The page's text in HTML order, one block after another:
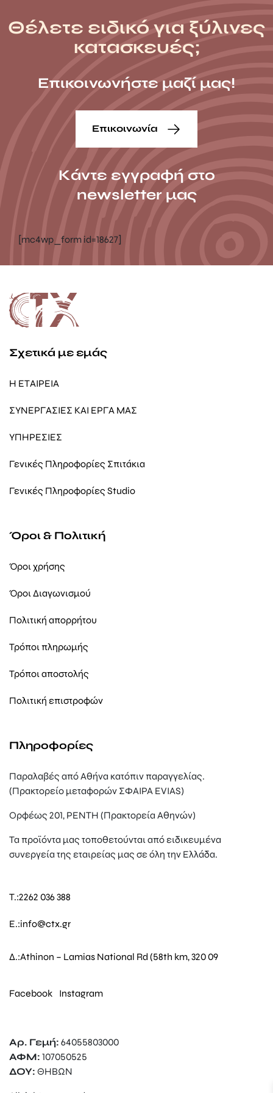
Θέλετε ειδικό για ξύλινες
κατασκευές;
Επικοινωνήστε μαζί μας!
Επικοινωνία
Κάντε εγγραφή στο
newsletter μας
[mc4wp_form id=18627]
Σχετικά με εμάς
Η ΕΤΑΙΡΕΙΑ
ΣΥΝΕΡΓΑΣΙΕΣ ΚΑΙ ΕΡΓΑ ΜΑΣ
ΥΠΗΡΕΣΙΕΣ
Γενικές Πληροφορίες Σπιτάκια
Γενικές Πληροφορίες Studio
Όροι & Πολιτική
Όροι χρήσης
Όροι Διαγωνισμού
Πολιτική απορρήτου
Τρόποι πληρωμής
Τρόποι αποστολής
Πολιτική επιστροφών
Πληροφορίες
Παραλαβές από Αθήνα κατόπιν παραγγελίας.
(Πρακτορείο μεταφορών ΣΦΑΙΡΑ EVIAS)
Ορφέως 201, ΡΕΝΤΗ (Πρακτορεία Αθηνών)
Τα προϊόντα μας τοποθετούνται από ειδικευμένα
συνεργεία της εταιρείας μας σε όλη την Ελλάδα.
T.:2262 036 388
E.:info@ctx.gr
Δ.:Athinon – Lamias National Rd (58th km, 320 09
Facebook Instagram
Αρ. Γεμή: 64055803000
ΑΦΜ: 107050525
ΔΟΥ: ΘΗΒΩΝ